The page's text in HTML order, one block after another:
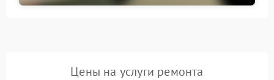
Цены на услуги ремонта